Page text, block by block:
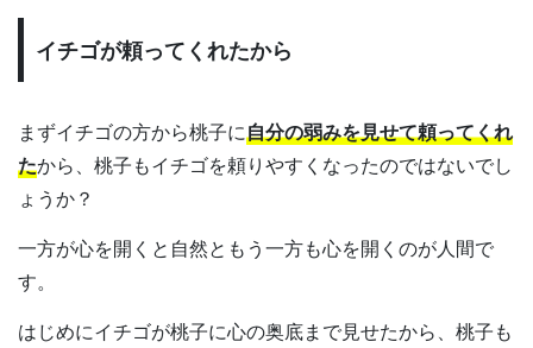
イチゴが頼ってくれたから
まずイチゴの方から桃子に自分の弱みを見せて頼ってくれ
たから、桃子もイチゴを頼りやすくなったのではないでし
ょうか？
一方が心を開くと自然ともう一方も心を開くのが人間で
す。
はじめにイチゴが桃子に心の奥底まで見せたから、桃子も